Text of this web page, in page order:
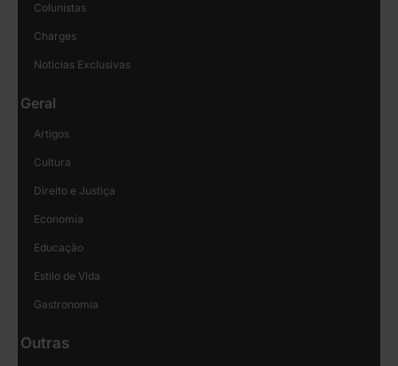
Colunistas
Charges
Notícias Exclusivas
Geral
Artigos
Cultura
Direito e Justiça
Economia
Educação
Estilo de Vida
Gastronomia
Outras